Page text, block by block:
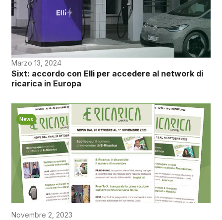
Marzo 13, 2024
Sixt: accordo con Elli per accedere al network di
ricarica in Europa
News
Novembre 2, 2023